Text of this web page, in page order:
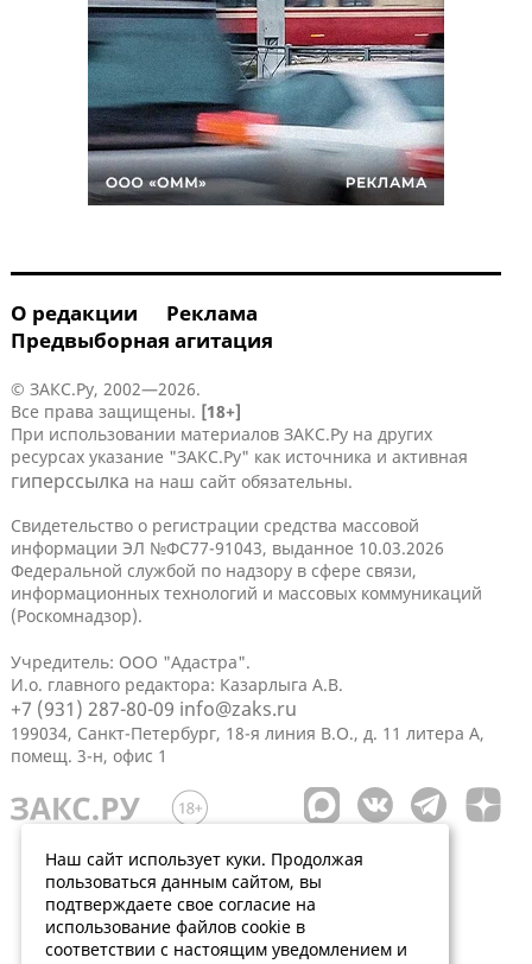
О редакции
Реклама
Предвыборная агитация
© ЗАКС.Ру, 2002—2026.
Все права защищены. [18+]
При использовании материалов ЗАКС.Ру на других
ресурсах указание "ЗАКС.Ру" как источника и активная
гиперссылка на наш сайт обязательны.
Свидетельство о регистрации средства массовой
информации ЭЛ №ФС77-91043, выданное 10.03.2026
Федеральной службой по надзору в сфере связи,
информационных технологий и массовых коммуникаций
(Роскомнадзор).
Учредитель: ООО "Адастра".
И.о. главного редактора: Казарлыга А.В.
+7 (931) 287-80-09 info@zaks.ru
199034, Санкт-Петербург, 18-я линия В.О., д. 11 литера А,
помещ. 3-н, офис 1
Наш сайт использует куки. Продолжая
пользоваться данным сайтом, вы
подтверждаете свое согласие на
использование файлов cookie в
соответствии с настоящим уведомлением и